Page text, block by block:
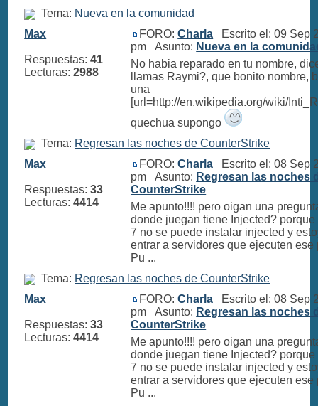
Tema: Nueva en la comunidad
Max
Respuestas:41
Lecturas:2988
FORO:Charla Escrito el: 09 Sep
pm Asunto: Nueva en la
No habia reparado en tu nombre,
llamas Raymi?, que bonito nombre,
una
[url=http://en.wikipedia.org/wiki/
quechua supongo
Tema: Regresan las noches de CounterStrike
Max
Respuestas:33
Lecturas:4414
FORO:Charla Escrito el: 08 Sep
pm Asunto: Regresan las noches
CounterStrike
Me apunto!!!! pero oigan una
donde juegan tiene Injected?
7 no se puede instalar injected y
entrar a servidores que ejecuten ese
Pu ...
Tema: Regresan las noches de CounterStrike
Max
Respuestas:33
Lecturas:4414
FORO:Charla Escrito el: 08 Sep
pm Asunto: Regresan las noches
CounterStrike
Me apunto!!!! pero oigan una
donde juegan tiene Injected?
7 no se puede instalar injected y
entrar a servidores que ejecuten ese
Pu ...